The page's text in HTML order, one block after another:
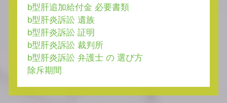
b型肝追加給付金 必要書類
b型肝炎訴訟 遺族
b型肝炎訴訟 証明
b型肝炎訴訟 裁判所
b型肝炎訴訟 弁護士 の 選び方
除斥期間